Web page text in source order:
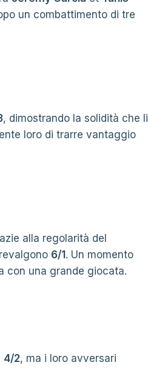
un combattimento di tre
, dimostrando la solidità che li
loro di trarre vantaggio
alla regolarità del
6/1 . Un momento
con una grande giocata.
4/2, ma i loro avversari